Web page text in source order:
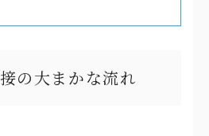
の大まかな流れ